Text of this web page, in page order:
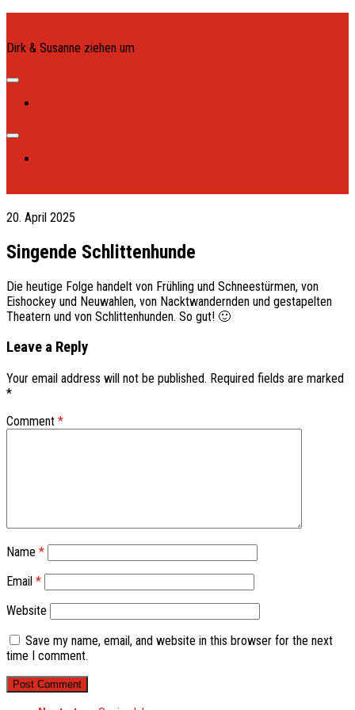
content
Dirk & Susanne ziehen um
Expand
Expand
20. April 2025
Singende Schlittenhunde
Die heutige Folge handelt von Frühling und Schneestürmen, von
Eishockey und Neuwahlen, von Nacktwandernden und gestapelten
Theatern und von Schlittenhunden. So gut! 🙂
Leave a Reply
Your email address will not be published. Required fields are marked
*
Comment *
Name *
Email *
Website
Save my name, email, and website in this browser for the next
time I comment.